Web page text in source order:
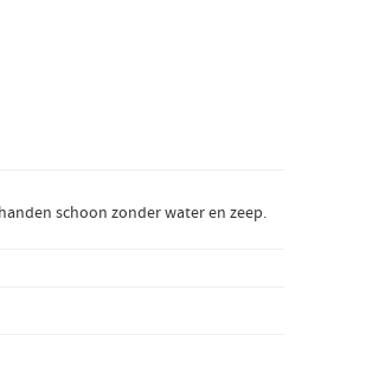
schoon zonder water en zeep.